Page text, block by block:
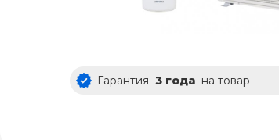
Гарантия 3 года на товар